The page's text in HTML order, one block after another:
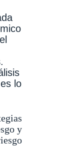
lo
y